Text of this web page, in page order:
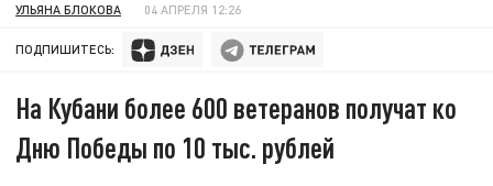
УЛЬЯНА БЛОКОВА 04 АПРЕЛЯ 12:26
ПОДПИШИТЕСЬ:
На Кубани более 600 ветеранов получат ко
Дню Победы по 10 тыс. рублей